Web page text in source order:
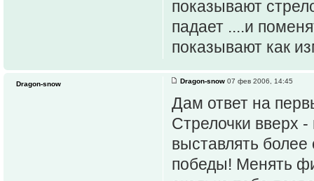
показывают
падает ....и
показывают как
Dragon-snow 07 фев 2006, 14:45
Дам ответ на
Стрелочки вверх -
выставлять
победы! Менять
Dragon-snow